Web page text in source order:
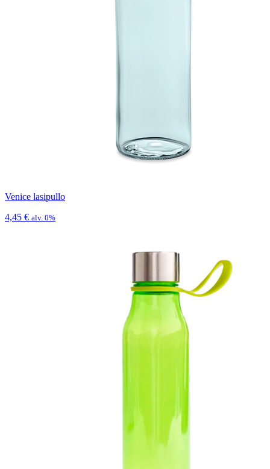
Venice lasipullo
4,45 € alv. 0%